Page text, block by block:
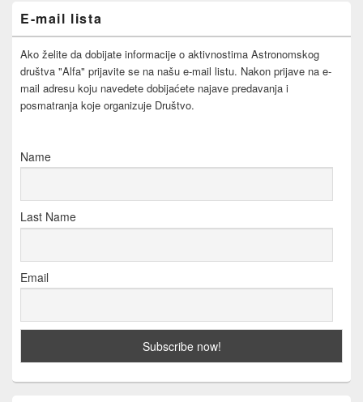
E-mail lista
Ako želite da dobijate informacije o aktivnostima Astronomskog
društva "Alfa" prijavite se na našu e-mail listu. Nakon prijave na e-
mail adresu koju navedete dobijaćete najave predavanja i
posmatranja koje organizuje Društvo.
Name
Last Name
Email